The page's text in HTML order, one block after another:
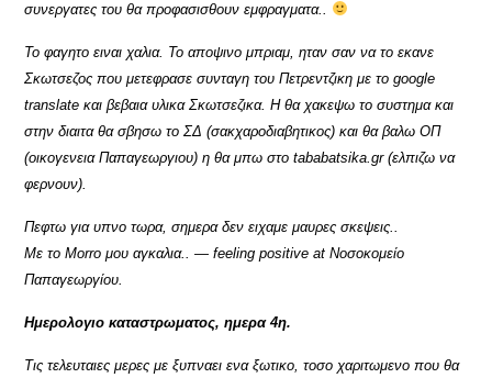
συνεργατες του θα προφασισθουν εμφραγματα..
Το φαγητο ειναι χαλια. Το αποψινο μπριαμ, ηταν σαν να το εκανε
Σκωτσεζος που μετεφρασε συνταγη του Πετρεντζικη με το google
translate και βεβαια υλικα Σκωτσεζικα. Η θα χακεψω το συστημα και
στην διαιτα θα σβησω το ΣΔ (σακχαροδιαβητικος) και θα βαλω ΟΠ
(οικογενεια Παπαγεωργιου) η θα μπω στο tababatsika.gr (ελπιζω να
φερνουν).
Πεφτω για υπνο τωρα, σημερα δεν ειχαμε μαυρες σκεψεις..
Με το Morro μου αγκαλια.. — feeling positive at Νοσοκομείο
Παπαγεωργίου.
Ημερολογιο καταστρωματος, ημερα 4η.
Τις τελευταιες μερες με ξυπναει ενα ξωτικο, τοσο χαριτωμενο που θα